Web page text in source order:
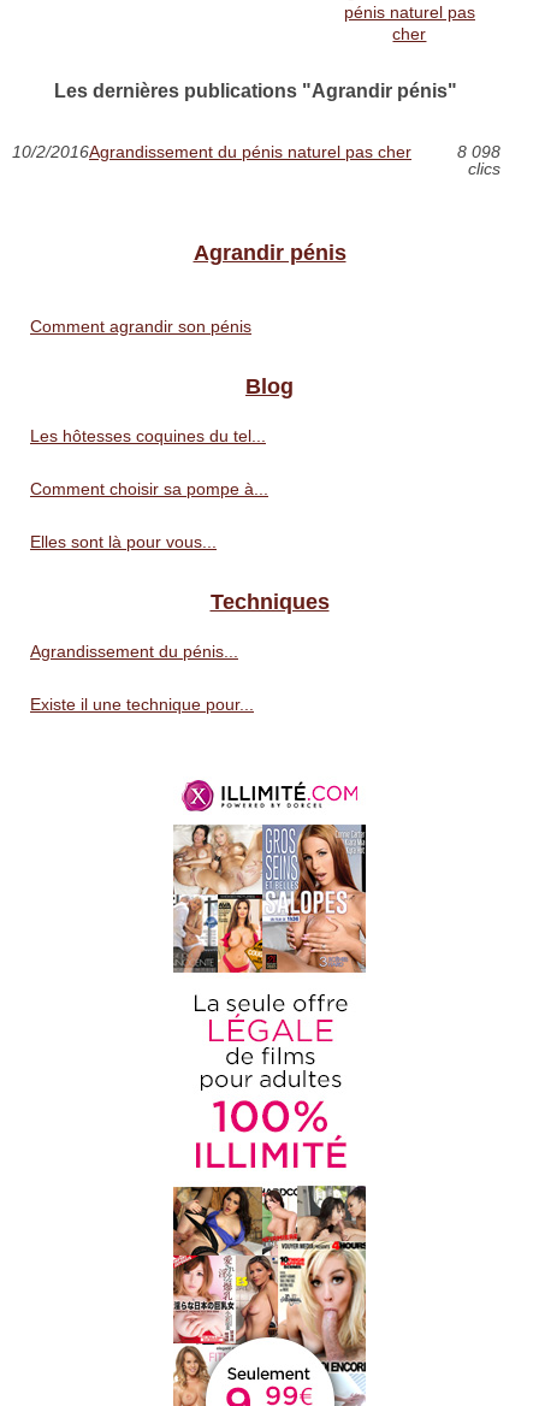
pénis naturel pas
cher
Les dernières publications "Agrandir pénis"
10/2/2016Agrandissement du pénis naturel pas cher
8 098
clics
Agrandir pénis
Comment agrandir son pénis
Blog
Les hôtesses coquines du tel...
Comment choisir sa pompe à...
Elles sont là pour vous...
Techniques
Agrandissement du pénis...
Existe il une technique pour...